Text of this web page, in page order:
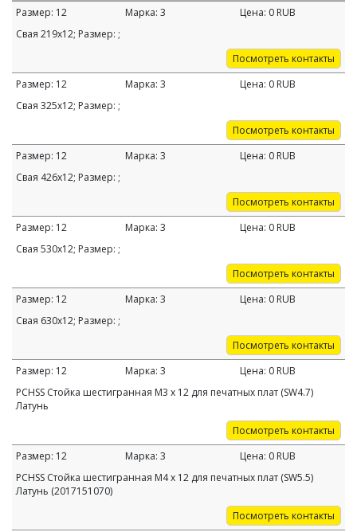
Размер: 12 Марка: 3 Цена: 0 RUB
Свая 219х12; Размер: ;
Посмотреть контакты
Размер: 12 Марка: 3 Цена: 0 RUB
Свая 325х12; Размер: ;
Посмотреть контакты
Размер: 12 Марка: 3 Цена: 0 RUB
Свая 426х12; Размер: ;
Посмотреть контакты
Размер: 12 Марка: 3 Цена: 0 RUB
Свая 530х12; Размер: ;
Посмотреть контакты
Размер: 12 Марка: 3 Цена: 0 RUB
Свая 630х12; Размер: ;
Посмотреть контакты
Размер: 12 Марка: 3 Цена: 0 RUB
PCHSS Стойка шестигранная M3 х 12 для печатных плат (SW4.7)
Латунь
Посмотреть контакты
Размер: 12 Марка: 3 Цена: 0 RUB
PCHSS Стойка шестигранная M4 х 12 для печатных плат (SW5.5)
Латунь (2017151070)
Посмотреть контакты